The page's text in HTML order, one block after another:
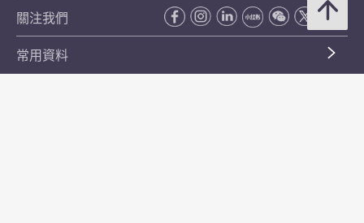
關注我們
常用資料